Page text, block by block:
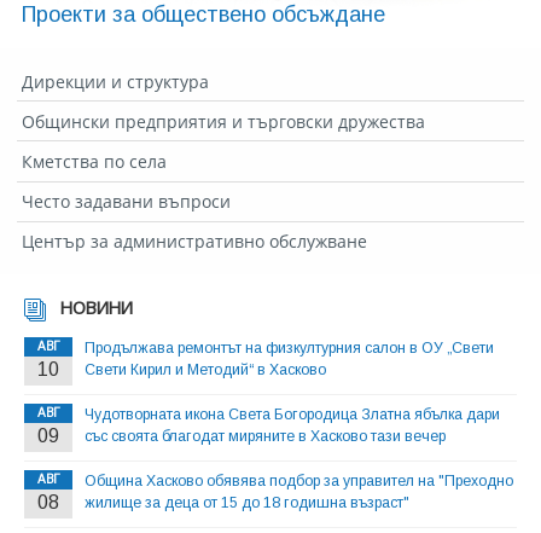
Проекти за обществено обсъждане
Дирекции и структура
Общински предприятия и търговски дружества
Кметства по села
Често задавани въпроси
Център за административно обслужване
НОВИНИ
АВГ
10
Продължава ремонтът на физкултурния салон в ОУ „Свети
Свети Кирил и Методий“ в Хасково
АВГ
09
Чудотворната икона Света Богородица Златна ябълка дари
със своята благодат миряните в Хасково тази вечер
АВГ
08
Община Хасково обявява подбор за управител на "Преходно
жилище за деца от 15 до 18 годишна възраст"